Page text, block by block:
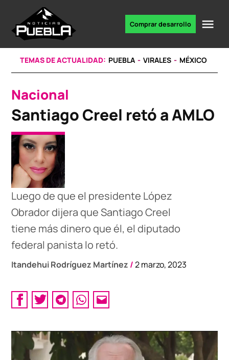
content
noticias
Comprar desarrollo
TEMAS DE ACTUALIDAD: PUEBLA VIRALES MÉXICO
POSTED
IN
Nacional
Santiago Creel retó a AMLO
Luego de que el presidente López
Obrador dijera que Santiago Creel
tiene más dinero que él, el diputado
federal panista lo retó.
Itandehui Rodríguez Martínez / 2 marzo, 2023